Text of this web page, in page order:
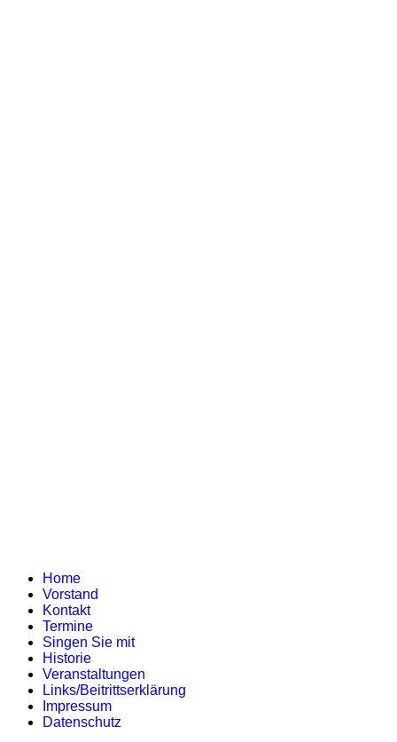
Home
Vorstand
Kontakt
Termine
Singen Sie mit
Historie
Veranstaltungen
Links/Beitrittserklärung
Impressum
Datenschutz